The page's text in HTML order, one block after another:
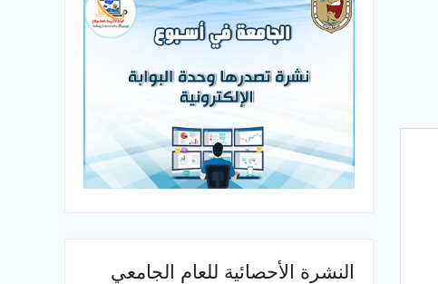
النشرة الأحصائية للعام الجامعي